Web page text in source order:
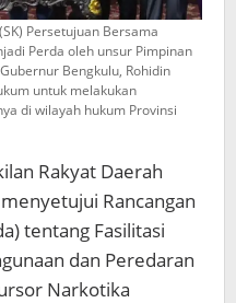
Persetujuan Bersama
Perda oleh unsur Pimpinan
Bengkulu, Rohidin
untuk melakukan
di wilayah hukum Provinsi
Rakyat Daerah
Rancangan
tentang Fasilitasi
dan Peredaran
Narkotika